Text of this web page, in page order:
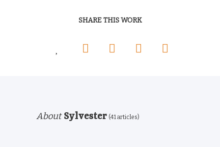
SHARE THIS WORK
AboutSylvester(41 articles)